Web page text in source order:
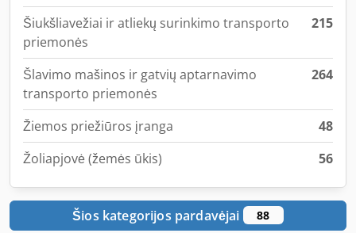
Šiukšliavežiai ir atliekų surinkimo transporto
priemonės
215
Šlavimo mašinos ir gatvių aptarnavimo
transporto priemonės
264
Žiemos priežiūros įranga
48
Žoliapjovė (žemės ūkis)
56
Šios kategorijos pardavėjai 88